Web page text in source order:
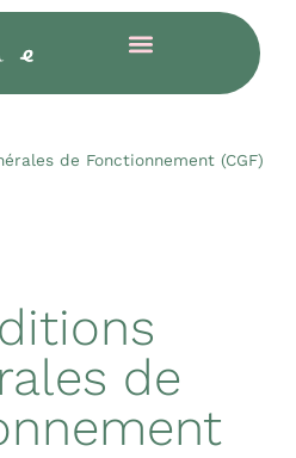
de Fonctionnement (CGF)
de